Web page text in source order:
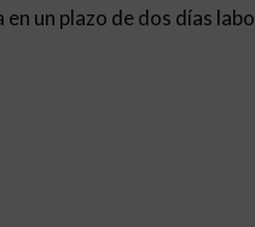
un plazo de dos días